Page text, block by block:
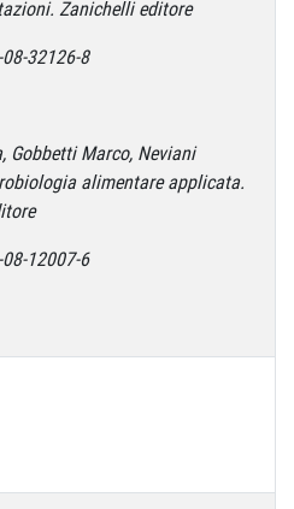
Zanichelli editore
32126-8
Gobbetti Marco, Neviani
alimentare applicata.
12007-6